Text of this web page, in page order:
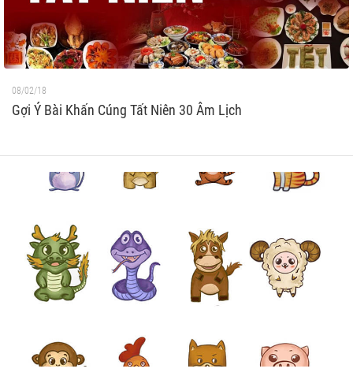
08/02/18
Gợi Ý Bài Khấn Cúng Tất Niên 30 Âm Lịch